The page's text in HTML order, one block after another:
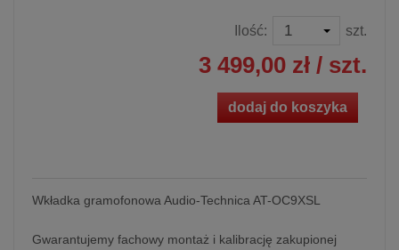
Ilość: szt.
3 499,00 zł / szt.
dodaj do koszyka
Wkładka gramofonowa Audio-Technica AT-OC9XSL
Gwarantujemy fachowy montaż i kalibrację zakupionej